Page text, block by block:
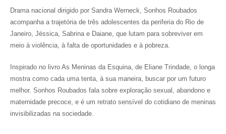
Drama nacional dirigido por Sandra Werneck, Sonhos Roubados
acompanha a trajetória de três adolescentes da periferia do Rio de
Janeiro, Jéssica, Sabrina e Daiane, que lutam para sobreviver em
meio à violência, à falta de oportunidades e à pobreza.
Inspirado no livro As Meninas da Esquina, de Eliane Trindade, o longa
mostra como cada uma tenta, à sua maneira, buscar por um futuro
melhor. Sonhos Roubados fala sobre exploração sexual, abandono e
maternidade precoce, e é um retrato sensível do cotidiano de meninas
invisibilizadas na sociedade.